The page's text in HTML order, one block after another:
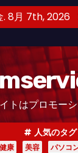
. 8月 7th, 2026
トはプロモー
人気のタグ
健康 美容 パソコ